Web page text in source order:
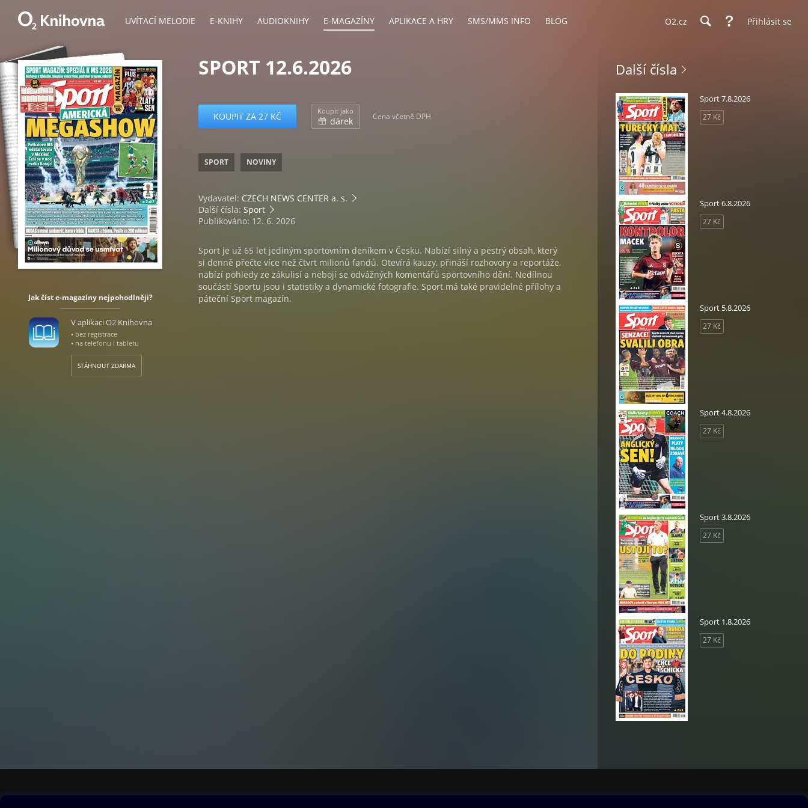
UVÍTACÍ MELODIE E-KNIHY AUDIOKNIHY E-MAGAZÍNY APLIKACE A HRY SMS/MMS INFO BLOG O2.cz Přihlásit se
Jak číst e-magazíny nejpohodlněji?
V aplikaci O2 Knihovna
• bez registrace
• na telefonu i tabletu
STÁHNOUT ZDARMA
SPORT 12.6.2026
KOUPIT ZA 27 KČ Koupit jako
dárek Cena včetně DPH
SPORT NOVINY
Vydavatel: CZECH NEWS CENTER a. s.
Další čísla: Sport
Publikováno: 12. 6. 2026
Sport je už 65 let jediným sportovním deníkem v Česku. Nabízí silný a pestrý obsah, který
si denně přečte více než čtvrt milionů fandů. Otevírá kauzy, přináší rozhovory a reportáže,
nabízí pohledy ze zákulisí a nebojí se odvážných komentářů sportovního dění. Nedílnou
součástí Sportu jsou i statistiky a dynamické fotografie. Sport má také pravidelné přílohy a
páteční Sport magazín.
Další čísla
Sport 7.8.2026
27 Kč
Sport 6.8.2026
27 Kč
Sport 5.8.2026
27 Kč
Sport 4.8.2026
27 Kč
Sport 3.8.2026
27 Kč
Sport 1.8.2026
27 Kč